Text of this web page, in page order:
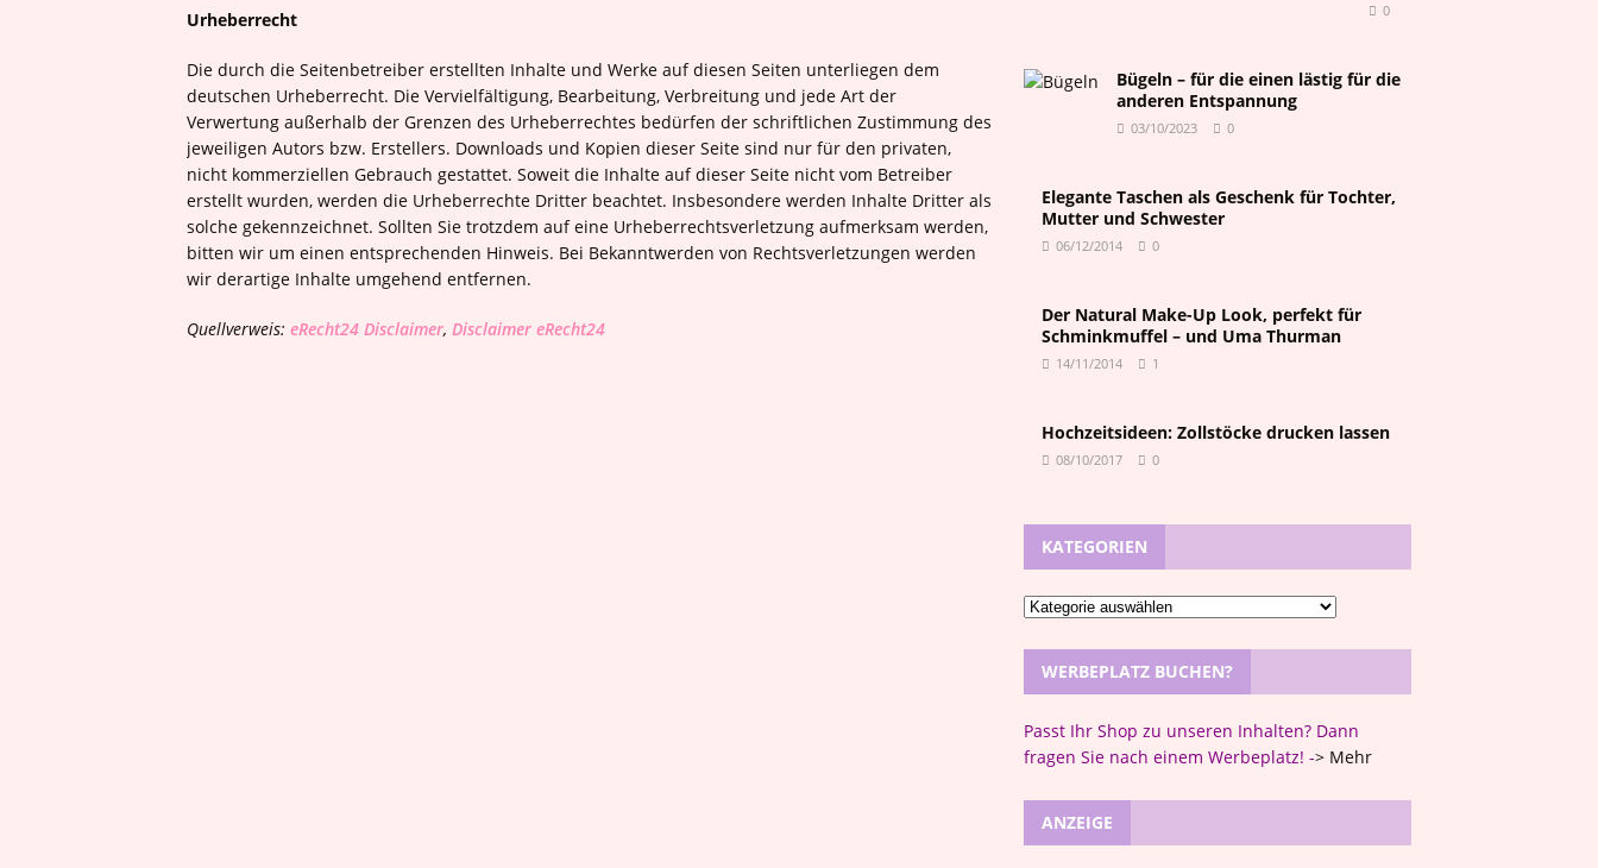
Urheberrecht
Die durch die Seitenbetreiber erstellten Inhalte und Werke auf diesen Seiten unterliegen dem
deutschen Urheberrecht. Die Vervielfältigung, Bearbeitung, Verbreitung und jede Art der
Verwertung außerhalb der Grenzen des Urheberrechtes bedürfen der schriftlichen Zustimmung des
jeweiligen Autors bzw. Erstellers. Downloads und Kopien dieser Seite sind nur für den privaten,
nicht kommerziellen Gebrauch gestattet. Soweit die Inhalte auf dieser Seite nicht vom Betreiber
erstellt wurden, werden die Urheberrechte Dritter beachtet. Insbesondere werden Inhalte Dritter als
solche gekennzeichnet. Sollten Sie trotzdem auf eine Urheberrechtsverletzung aufmerksam werden,
bitten wir um einen entsprechenden Hinweis. Bei Bekanntwerden von Rechtsverletzungen werden
wir derartige Inhalte umgehend entfernen.
Quellverweis: eRecht24 Disclaimer, Disclaimer eRecht24
0
Bügeln – für die einen lästig für die
anderen Entspannung
03/10/2023 0
Elegante Taschen als Geschenk für Tochter,
Mutter und Schwester
06/12/2014 0
Der Natural Make-Up Look, perfekt für
Schminkmuffel – und Uma Thurman
14/11/2014 1
Hochzeitsideen: Zollstöcke drucken lassen
08/10/2017 0
KATEGORIEN
WERBEPLATZ BUCHEN?
Passt Ihr Shop zu unseren Inhalten? Dann
fragen Sie nach einem Werbeplatz! -> Mehr
ANZEIGE